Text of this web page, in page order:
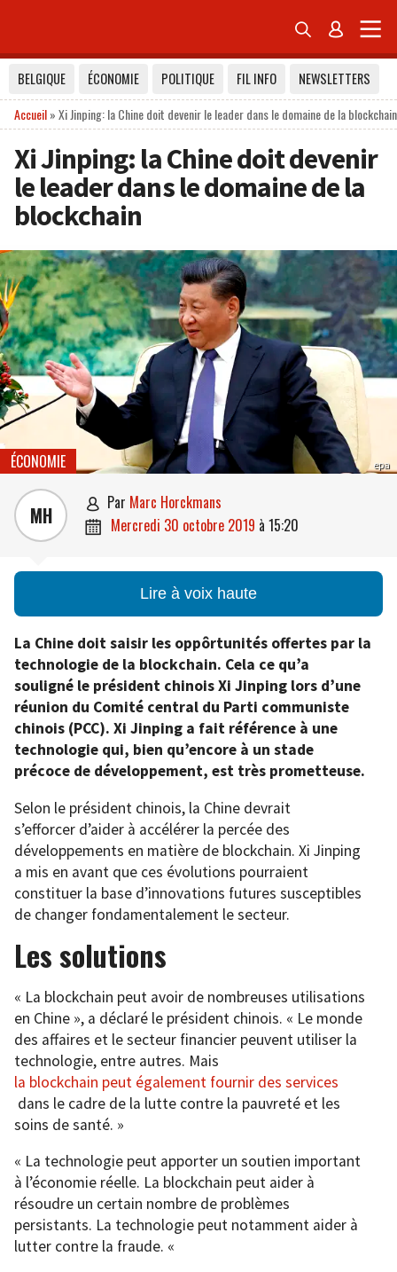
 
BELGIQUE ÉCONOMIE POLITIQUE FIL INFO
NEWSLETTERS
Accueil»Xi Jinping: la Chine doit devenir le leader dans le domaine de la blockchain
Xi Jinping: la Chine doit devenir
le leader dans le domaine de la
blockchain
epa
ÉCONOMIE
MH  par Marc Horckmans
 mercredi 30 octobre 2019 à 15:20
Lire à voix haute
La Chine doit saisir les oppôrtunités offertes par la
technologie de la blockchain. Cela ce qu’a
souligné le président chinois Xi Jinping lors d’une
réunion du Comité central du Parti communiste
chinois (PCC). Xi Jinping a fait référence à une
technologie qui, bien qu’encore à un stade
précoce de développement, est très prometteuse.
Selon le président chinois, la Chine devrait
s’efforcer d’aider à accélérer la percée des
développements en matière de blockchain. Xi Jinping
a mis en avant que ces évolutions pourraient
constituer la base d’innovations futures susceptibles
de changer fondamentalement le secteur.
Les solutions
« La blockchain peut avoir de nombreuses utilisations
en Chine », a déclaré le président chinois. « Le monde
des affaires et le secteur financier peuvent utiliser la
technologie, entre autres. Mais
la blockchain peut également fournir des services
dans le cadre de la lutte contre la pauvreté et les
soins de santé. »
« La technologie peut apporter un soutien important
à l’économie réelle. La blockchain peut aider à
résoudre un certain nombre de problèmes
persistants. La technologie peut notamment aider à
lutter contre la fraude. «